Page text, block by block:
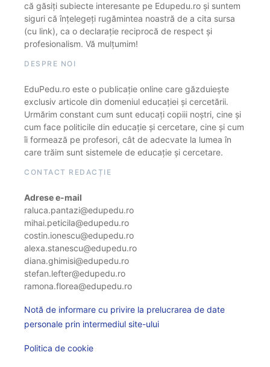
că găsiți subiecte interesante pe Edupedu.ro și suntem
siguri că înțelegeți rugămintea noastră de a cita sursa
(cu link), ca o declarație reciprocă de respect și
profesionalism. Vă mulțumim!
DESPRE NOI
EduPedu.ro este o publicație online care găzduiește
exclusiv articole din domeniul educației și cercetării.
Urmărim constant cum sunt educați copiii noștri, cine și
cum face politicile din educație și cercetare, cine și cum
îi formează pe profesori, cât de adecvate la lumea în
care trăim sunt sistemele de educație și cercetare.
CONTACT REDACȚIE
Adrese e-mail
raluca.pantazi@edupedu.ro
mihai.peticila@edupedu.ro
costin.ionescu@edupedu.ro
alexa.stanescu@edupedu.ro
diana.ghimisi@edupedu.ro
stefan.lefter@edupedu.ro
ramona.florea@edupedu.ro
Notă de informare cu privire la prelucrarea de date
personale prin intermediul site-ului
Politica de cookie